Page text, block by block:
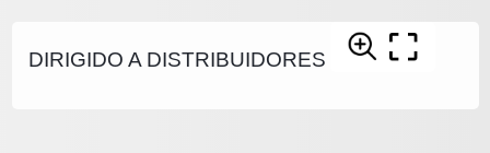
DIRIGIDO A DISTRIBUIDORES